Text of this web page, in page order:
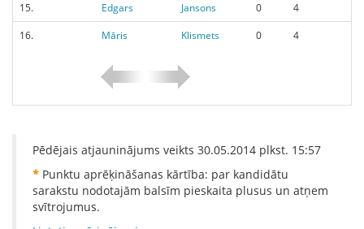
15.
Edgars Jansons 0
4
16.
Māris Klismets 0 4
Pēdējais atjauninājums veikts 30.05.2014 plkst. 15:57
* Punktu aprēķināšanas kārtība: par kandidātu
sarakstu nodotajām balsīm pieskaita plusus un atņem
svītrojumus.